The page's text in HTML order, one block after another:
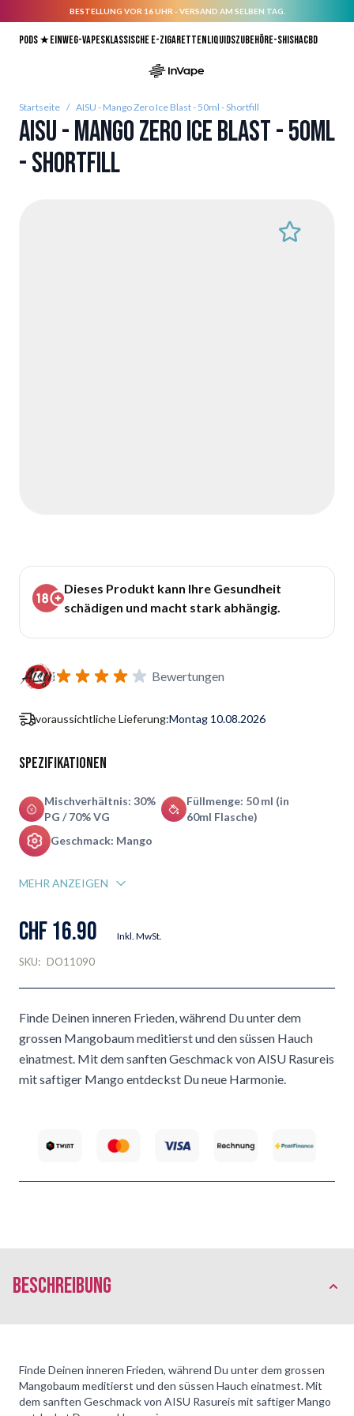
BESTELLUNG VOR 16 UHR - VERSAND AM SELBEN TAG.
Pods ★Einweg-VapesKlassische E-ZigarettenLiquidsZubehörE-ShishaCBD
Startseite / AISU - Mango Zero Ice Blast - 50ml - Shortfill
AISU - Mango Zero Ice Blast - 50ml
- Shortfill
Dieses Produkt kann Ihre Gesundheit
schädigen und macht stark abhängig.
Bewertungen
voraussichtliche Lieferung:Montag 10.08.2026
Spezifikationen
Mischverhältnis: 30%
PG / 70% VG
Füllmenge: 50 ml (in
60ml Flasche)
Geschmack: Mango
MEHR ANZEIGEN
CHF 16.90 Inkl. MwSt.
SKU: DO11090
Finde Deinen inneren Frieden, während Du unter dem
grossen Mangobaum meditierst und den süssen Hauch
einatmest. Mit dem sanften Geschmack von AISU Rasureis
mit saftiger Mango entdeckst Du neue Harmonie.
Beschreibung
Finde Deinen inneren Frieden, während Du unter dem grossen
Mangobaum meditierst und den süssen Hauch einatmest. Mit
dem sanften Geschmack von AISU Rasureis mit saftiger Mango